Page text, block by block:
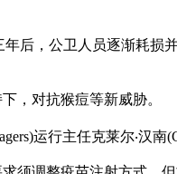
后，公卫人员逐渐耗
，对抗猴痘等新威胁。
运行主任克莱尔‧汉